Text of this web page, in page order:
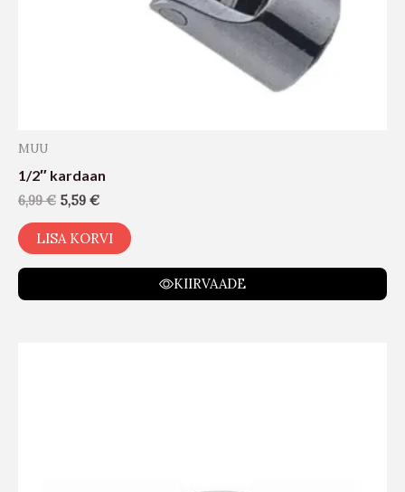
MUU
1/2″ kardaan
6,99€ 5,59 €
LISA KORVI
KIIRVAADE